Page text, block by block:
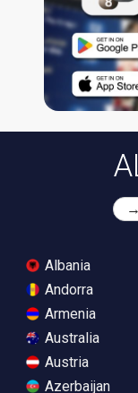
Albania
Andorra
Armenia
Australia
Austria
Azerbaijan